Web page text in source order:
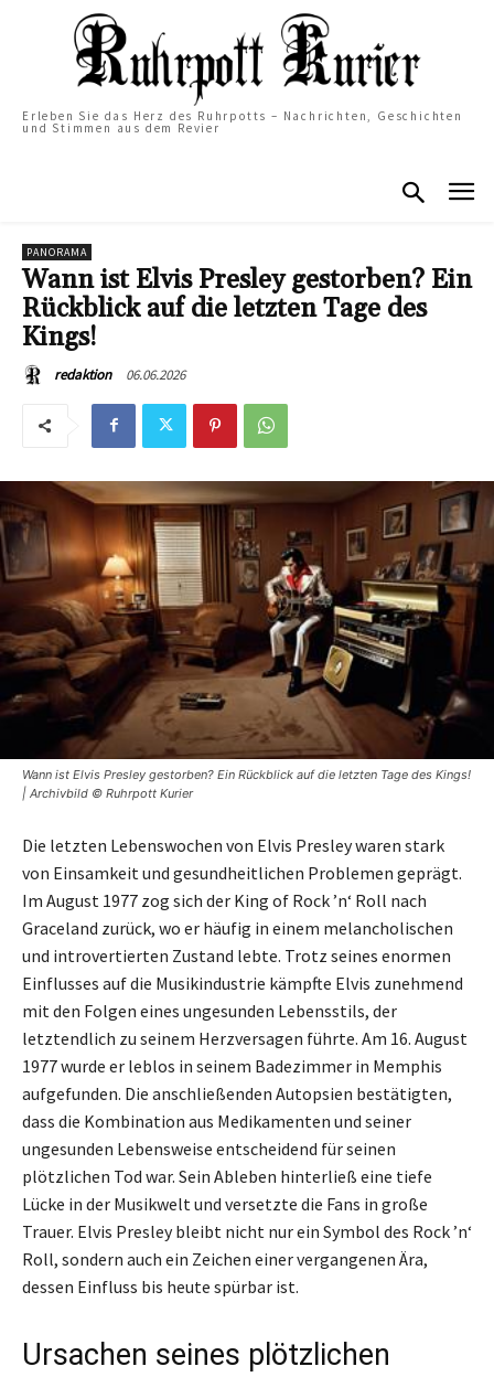
Erleben Sie das Herz des Ruhrpotts – Nachrichten, Geschichten
und Stimmen aus dem Revier
PANORAMA
Wann ist Elvis Presley gestorben? Ein
Rückblick auf die letzten Tage des
Kings!
redaktion 06.06.2026
Wann ist Elvis Presley gestorben? Ein Rückblick auf die letzten Tage des Kings!
| Archivbild © Ruhrpott Kurier
Die letzten Lebenswochen von Elvis Presley waren stark
von Einsamkeit und gesundheitlichen Problemen geprägt.
Im August 1977 zog sich der King of Rock ’n‘ Roll nach
Graceland zurück, wo er häufig in einem melancholischen
und introvertierten Zustand lebte. Trotz seines enormen
Einflusses auf die Musikindustrie kämpfte Elvis zunehmend
mit den Folgen eines ungesunden Lebensstils, der
letztendlich zu seinem Herzversagen führte. Am 16. August
1977 wurde er leblos in seinem Badezimmer in Memphis
aufgefunden. Die anschließenden Autopsien bestätigten,
dass die Kombination aus Medikamenten und seiner
ungesunden Lebensweise entscheidend für seinen
plötzlichen Tod war. Sein Ableben hinterließ eine tiefe
Lücke in der Musikwelt und versetzte die Fans in große
Trauer. Elvis Presley bleibt nicht nur ein Symbol des Rock ’n‘
Roll, sondern auch ein Zeichen einer vergangenen Ära,
dessen Einfluss bis heute spürbar ist.
Ursachen seines plötzlichen